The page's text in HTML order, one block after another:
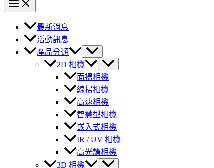
最新消息
活動訊息
產品分類
2D 相機
面掃相機
線掃相機
高速相機
智慧型相機
嵌入式相機
IR / UV 相機
高光譜相機
3D 相機